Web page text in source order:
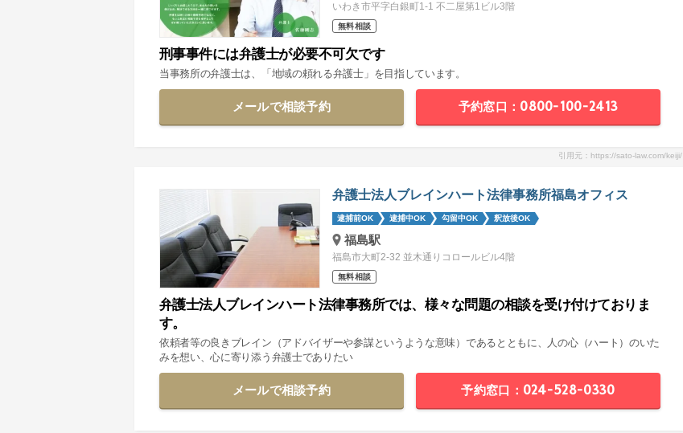
いわき市平字白銀町1-1 不二屋第1ビル3階
無料相談
刑事事件には弁護士が必要不可欠です
当事務所の弁護士は、「地域の頼れる弁護士」を目指しています。
メールで相談予約 予約窓口：0800-100-2413
引用元：https://sato-law.com/keiji/
弁護士法人ブレインハート法律事務所福島オフィス
逮捕前OK 逮捕中OK 勾留中OK 釈放後OK
福島駅
福島市大町2-32 並木通りコロールビル4階
無料相談
弁護士法人ブレインハート法律事務所では、様々な問題の相談を受け付けておりま
す。
依頼者等の良きブレイン（アドバイザーや参謀というような意味）であるとともに、人の心（ハート）のいた
みを想い、心に寄り添う弁護士でありたい
メールで相談予約 予約窓口：024-528-0330